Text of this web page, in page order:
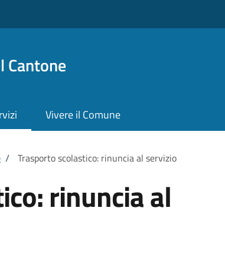
Cantone
Vivere il Comune
/ Trasporto scolastico: rinuncia al servizio
rinuncia al